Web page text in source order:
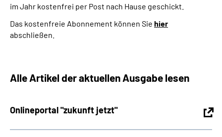
im Jahr kostenfrei per Post nach Hause geschickt.
Das kostenfreie Abonnement können Sie hier
abschließen.
Alle Artikel der aktuellen Ausgabe lesen
Onlineportal "zukunft jetzt"